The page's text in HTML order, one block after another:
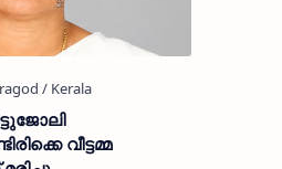
വീട്ടമ്മ